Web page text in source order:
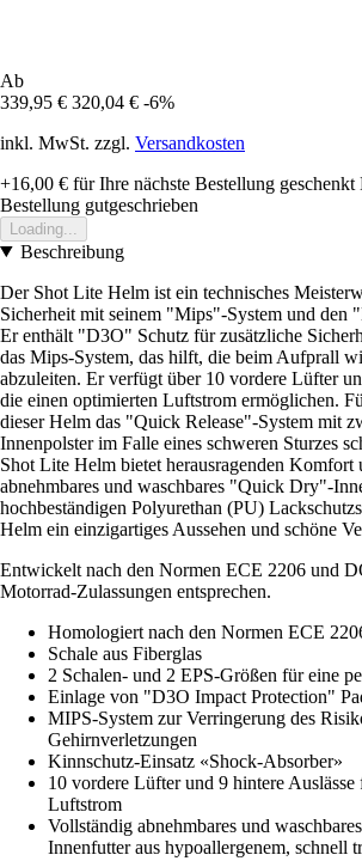
Ab
339,95 € 320,04 € -6%
inkl. MwSt. zzgl. Versandkosten
+16,00 € für Ihre nächste Bestellung geschenkt
Bestellung gutgeschrieben
Loading...
Beschreibung
Der Shot Lite Helm ist ein technisches
Sicherheit mit seinem "Mips"-System und den
Er enthält "D3O" Schutz für zusätzliche
das Mips-System, das hilft, die beim Aufprall
abzuleiten. Er verfügt über 10 vordere Lüfter
die einen optimierten Luftstrom ermöglichen.
dieser Helm das "Quick Release"-System mit
Innenpolster im Falle eines schweren Sturzes
Shot Lite Helm bietet herausragenden Komfort
abnehmbares und waschbares "Quick Dry"-
hochbeständigen Polyurethan (PU)
Helm ein einzigartiges Aussehen und schöne
Entwickelt nach den Normen ECE 2206 und
Motorrad-Zulassungen entsprechen.
Homologiert nach den Normen ECE
Schale aus Fiberglas
2 Schalen- und 2 EPS-Größen für eine
Einlage von "D3O Impact Protection"
MIPS-System zur Verringerung des
Gehirnverletzungen
Kinnschutz-Einsatz «Shock-Absorber»
10 vordere Lüfter und 9 hintere
Luftstrom
Vollständig abnehmbares und
Innenfutter aus hypoallergenem, schnell